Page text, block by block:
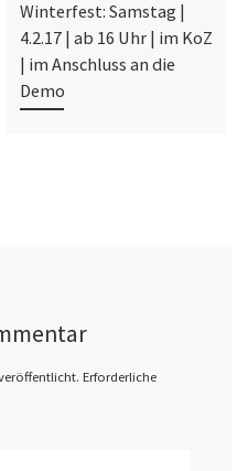
Winterfest: Samstag |
4.2.17 | ab 16 Uhr | im KoZ
| im Anschluss an die
Demo
Erforderliche